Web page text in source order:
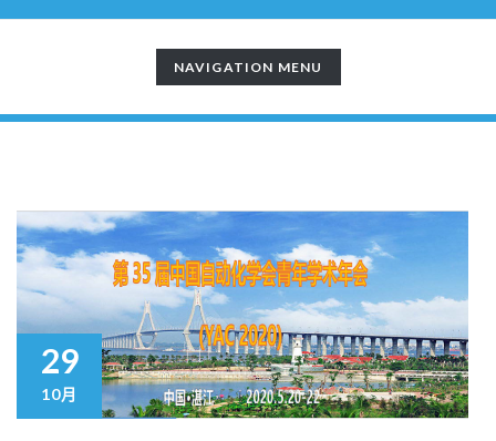
TOGGLE
NAVIGATION
NAVIGATION MENU
29
10月